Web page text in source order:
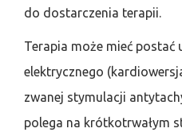
do dostarczenia terapii.
Terapia może mieć postać
elektrycznego
zwanej stymulacji
polega na krótkotrwałym